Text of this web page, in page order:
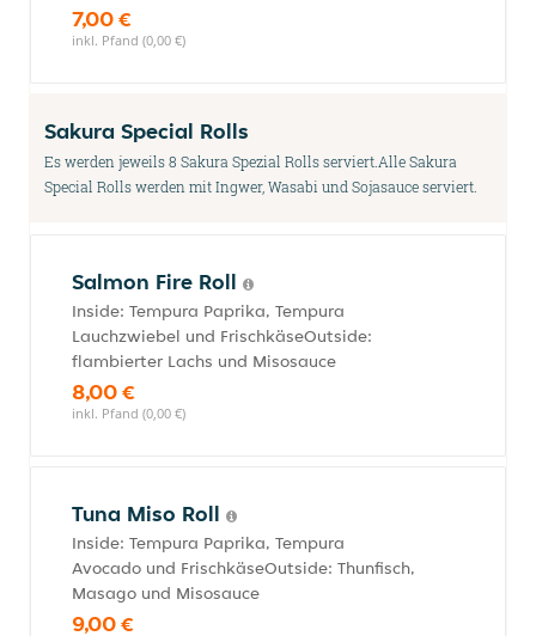
7,00 €
inkl. Pfand (0,00 €)
Sakura Special Rolls
Es werden jeweils 8 Sakura Spezial Rolls serviert.Alle Sakura
Special Rolls werden mit Ingwer, Wasabi und Sojasauce serviert.
Salmon Fire Roll
Inside: Tempura Paprika, Tempura
Lauchzwiebel und FrischkäseOutside:
flambierter Lachs und Misosauce
8,00 €
inkl. Pfand (0,00 €)
Tuna Miso Roll
Inside: Tempura Paprika, Tempura
Avocado und FrischkäseOutside: Thunfisch,
Masago und Misosauce
9,00 €